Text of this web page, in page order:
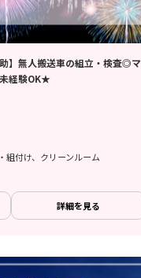
】無人搬送車の組立・検査◎マ
経験OK★
組付け、クリーンルーム
詳細を見る